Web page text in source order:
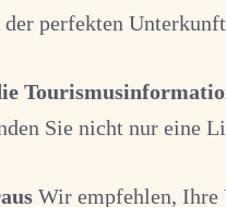
der perfekten
Sie nicht nur eine
Wir empfehlen, Ihre